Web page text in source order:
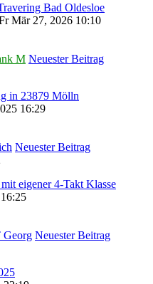
Bad Oldesloe
Mär 27, 2026 10:10
M Neuester Beitrag
in 23879 Mölln
16:29
Neuester Beitrag
eigener 4-Takt Klasse
Georg Neuester Beitrag